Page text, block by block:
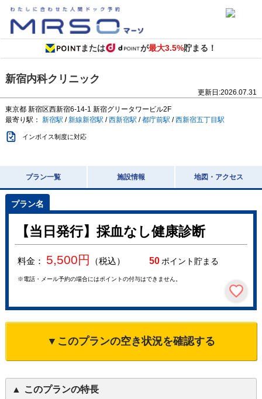
または が最大3.5%貯まる！
新宿内科クリニック
更新日:2026.07.31
東京都 新宿区西新宿6-14-1 新宿グリータワービル2F
最寄り駅： 新宿駅 /新線新宿駅 /西新宿駅 /都庁前駅 /西新宿五丁目駅
インボイス制度に対応
プラン一覧 施設情報 地図・アクセス
【当日発行】採血なし健康診断
料金： 5,500円 （税込） 50ポイント貯まる
※電話・メール予約の場合にはポイントの付与はできません。
▼このプランの空き状況を確認する
このプランの特長